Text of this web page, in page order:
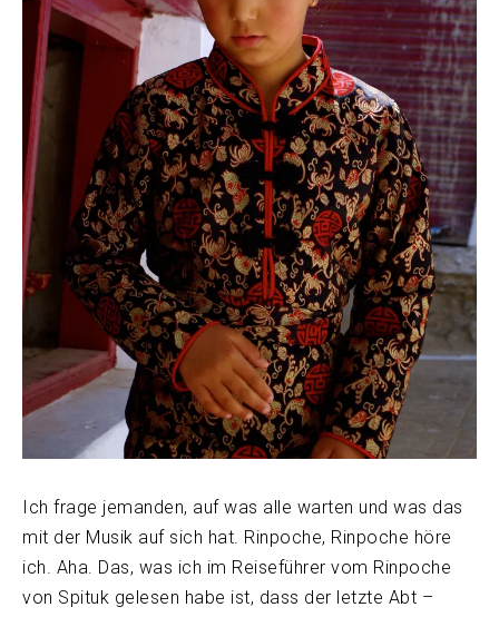
Ich frage jemanden, auf was alle warten und was das
mit der Musik auf sich hat. Rinpoche, Rinpoche höre
ich. Aha. Das, was ich im Reiseführer vom Rinpoche
von Spituk gelesen habe ist, dass der letzte Abt –